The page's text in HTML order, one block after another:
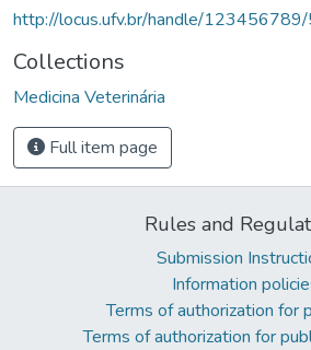
http://locus.ufv.br/handle/
Collections
Medicina Veterinária
Full item page
Rules and
Submission
Information
Terms of authorization for
Terms of authorization for